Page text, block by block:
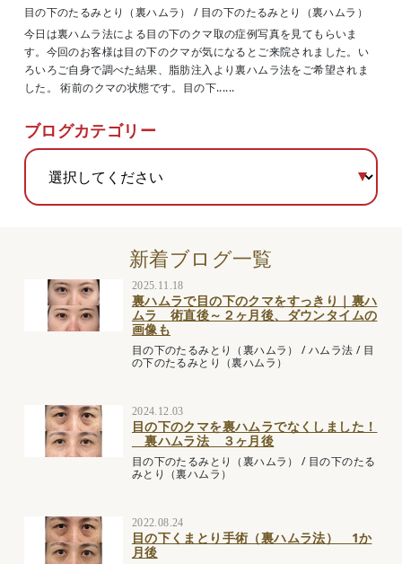
目の下のたるみとり（裏ハムラ） / 目の下のたるみとり（裏ハムラ）
今日は裏ハムラ法による目の下のクマ取の症例写真を見てもらいま
す。今回のお客様は目の下のクマが気になるとご来院されました。い
ろいろご自身で調べた結果、脂肪注入より裏ハムラ法をご希望されま
した。 術前のクマの状態です。目の下......
ブログカテゴリー
新着ブログ一覧
2025.11.18
裏ハムラで目の下のクマをすっきり｜裏ハ
ムラ 術直後～２ヶ月後、ダウンタイムの
画像も
目の下のたるみとり（裏ハムラ） /ハムラ法 / 目
の下のたるみとり（裏ハムラ）
2024.12.03
目の下のクマを裏ハムラでなくしました！
裏ハムラ法 ３ヶ月後
目の下のたるみとり（裏ハムラ） / 目の下のたる
みとり（裏ハムラ）
2022.08.24
目の下くまとり手術（裏ハムラ法） 1か
月後